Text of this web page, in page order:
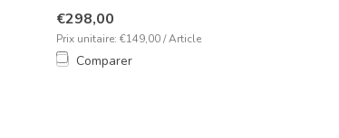
€298,00
Prix unitaire: €149,00 / Article
Comparer